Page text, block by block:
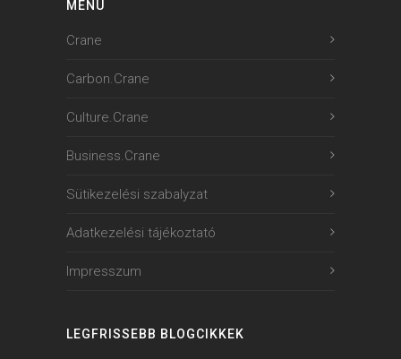
MENU
Crane
Carbon.Crane
Culture.Crane
Business.Crane
Sütikezelési szabalyzat
Adatkezelési tájékoztató
Impresszum
LEGFRISSEBB BLOGCIKKEK